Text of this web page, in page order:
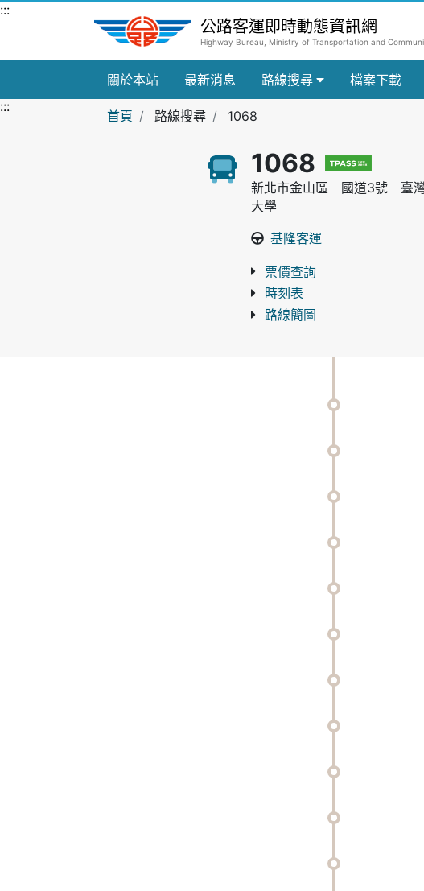
跳到主要內容區
:::
公路客運即時動態資訊網
Highway Bureau, Ministry of Transportation and
關於本站 最新消息 路線搜尋 檔案下載
:::
首頁 路線搜尋 1068
1068
新北市金山區─國道3號─臺
大學
基隆客運
票價查詢
時刻表
路線簡圖